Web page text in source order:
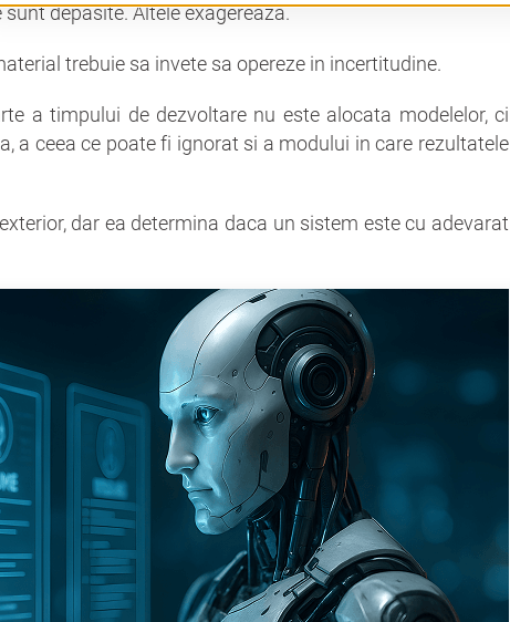
depasite. Altele exagereaza.
trebuie sa invete sa opereze in incertitudine.
a timpului de dezvoltare nu este alocata modelelor, ci
a ceea ce poate fi ignorat si a modului in care rezultatele
dar ea determina daca un sistem este cu adevarat